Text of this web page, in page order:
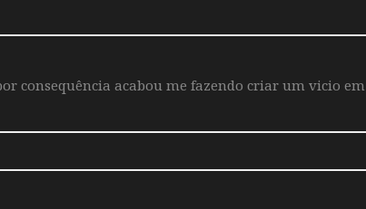
consequência acabou me fazendo criar um vicio em